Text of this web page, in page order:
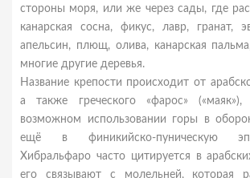
стороны моря, или же через сады, где
канарская сосна, фикус, лавр, гранат,
апельсин, плющ, олива, канарская
многие другие деревья.
Название крепости происходит от
а также греческого «фарос»
возможном использовании горы в
ещё в финикийско-пуническую
Хибральфаро часто цитируется в
его связывают с молельней, которая